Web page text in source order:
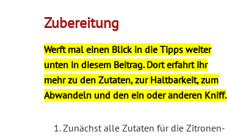
Zubereitung
Werft mal einen Blick in die Tipps weiter
unten in diesem Beitrag. Dort erfahrt ihr
mehr zu den Zutaten, zur Haltbarkeit, zum
Abwandeln und den ein oder anderen Kniff.
Zunächst alle Zutaten für die Zitronen-